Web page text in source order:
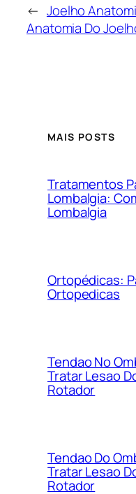
← Joelho
Anatomia Do
MAIS POSTS
Tratamentos
Lombalgia:
Lombalgia
Ortopédicas:
Ortopedicas
Tendao No
Tratar Lesao
Rotador
Tendao Do
Tratar Lesao
Rotador